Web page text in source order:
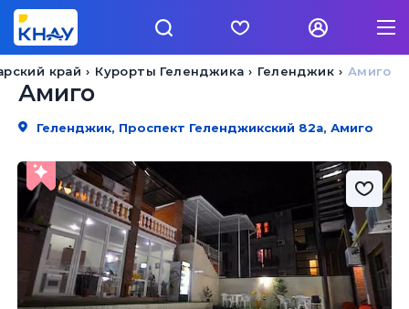
Амиго
Геленджик
Курорты Геленджика
край
Амиго
Геленджик, Проспект Геленджикский 82а, Амиго